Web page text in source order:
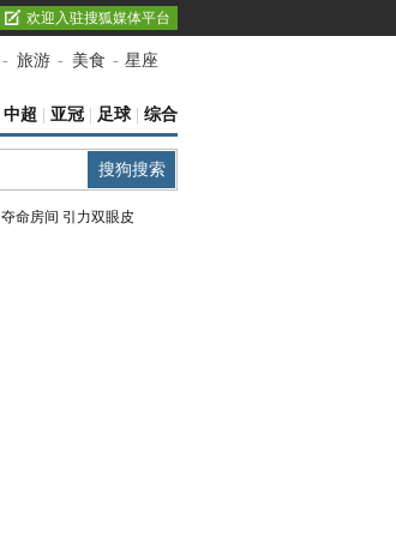
欢迎入驻搜狐媒体平台
- 旅游 - 美食 - 星座
中超 亚冠 足球 综合
夺命房间 引力双眼皮